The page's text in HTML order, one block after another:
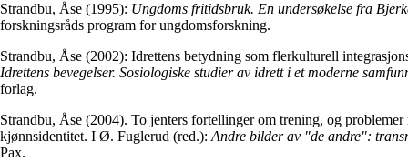
Strandbu, Åse (1995): Ungdoms fritidsbruk. En undersøkelse fra
forskningsråds program for ungdomsforskning.
Strandbu, Åse (2002): Idrettens betydning som flerkulturell
Idrettens bevegelser. Sosiologiske studier av idrett i et moderne
forlag.
Strandbu, Åse (2004). To jenters fortellinger om trening, og problemer
kjønnsidentitet. I Ø. Fuglerud (red.): Andre bilder av "de andre":
Pax.